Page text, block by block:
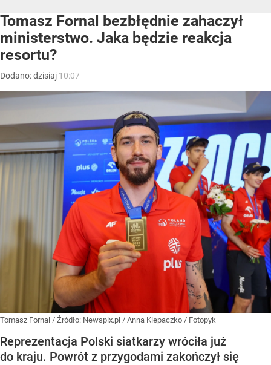
Tomasz Fornal bezbłędnie zahaczył
ministerstwo. Jaka będzie reakcja
resortu?
Dodano:dzisiaj 10:07
Tomasz Fornal / Źródło: Newspix.pl / Anna Klepaczko / Fotopyk
Reprezentacja Polski siatkarzy wróciła już
do kraju. Powrót z przygodami zakończył się